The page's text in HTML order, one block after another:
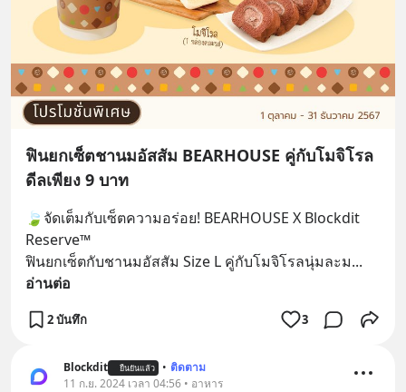
ฟินยกเซ็ตชานมอัสสัม BEARHOUSE คู่กับโมจิโรล
ดีลเพียง 9 บาท
🍃จัดเต็มกับเซ็ตความอร่อย! BEARHOUSE X Blockdit
Reserve™
ฟินยกเซ็ตกับชานมอัสสัม Size L คู่กับโมจิโรลนุ่มละม
อ่านต่อ
2 บันทึก 3
Blockdit ยืนยันแล้ว • ติดตาม
11 ก.ย. 2024 เวลา 04:56 • อาหาร